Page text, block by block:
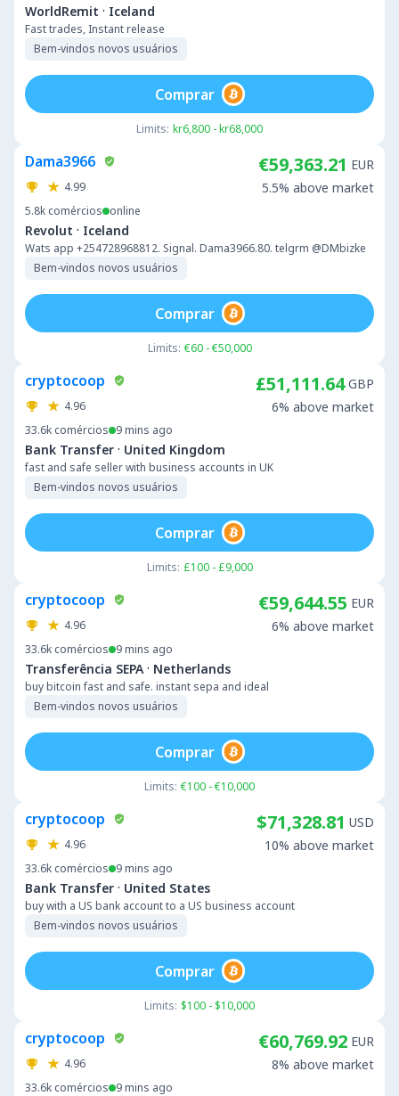
WorldRemit · Iceland
Fast trades, Instant release
Bem-vindos novos usuários
Limits: kr6,800 - kr68,000
Comprar
Dama3966
4.99
5.8k comércios online
Revolut · Iceland
Wats app +254728968812. Signal. Dama3966.80. telgrm @DMbizke
Bem-vindos novos usuários
€59,363.21 EUR
5.5% above market
Limits: €60 - €50,000
Comprar
cryptocoop
4.96
33.6k comércios 9 mins ago
Bank Transfer · United Kingdom
fast and safe seller with business accounts in UK
Bem-vindos novos usuários
£51,111.64 GBP
6% above market
Limits: £100 - £9,000
Comprar
cryptocoop
4.96
33.6k comércios 9 mins ago
Transferência SEPA · Netherlands
buy bitcoin fast and safe. instant sepa and ideal
Bem-vindos novos usuários
€59,644.55 EUR
6% above market
Limits: €100 - €10,000
Comprar
cryptocoop
4.96
33.6k comércios 9 mins ago
Bank Transfer · United States
buy with a US bank account to a US business account
Bem-vindos novos usuários
$71,328.81 USD
10% above market
Limits: $100 - $10,000
Comprar
cryptocoop
4.96
33.6k comércios 9 mins ago
€60,769.92 EUR
8% above market